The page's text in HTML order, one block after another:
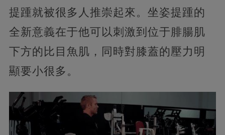
提踵就被很多人推崇起來。坐姿提踵的
全新意義在于他可以刺激到位于腓腸肌
下方的比目魚肌，同時對膝蓋的壓力明
顯要小很多。